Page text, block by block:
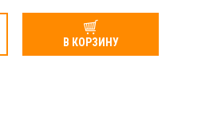
В КОРЗИНУ